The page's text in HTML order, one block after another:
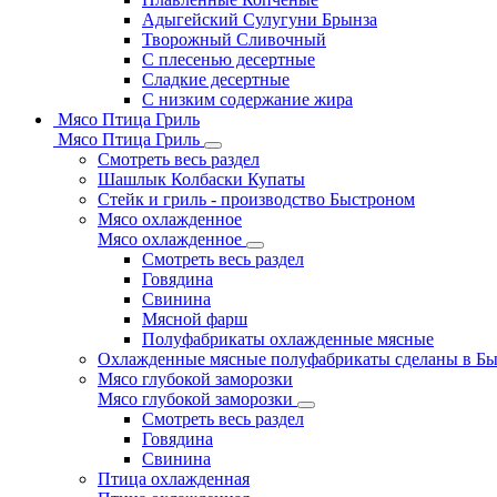
Адыгейский Сулугуни Брынза
Творожный Сливочный
С плесенью десертные
Сладкие десертные
С низким содержание жира
Мясо Птица Гриль
Мясо Птица Гриль
Смотреть весь раздел
Шашлык Колбаски Купаты
Стейк и гриль - производство Быстроном
Мясо охлажденное
Мясо охлажденное
Смотреть весь раздел
Говядина
Свинина
Мясной фарш
Полуфабрикаты охлажденные мясные
Охлажденные мясные полуфабрикаты сделаны в
Мясо глубокой заморозки
Мясо глубокой заморозки
Смотреть весь раздел
Говядина
Свинина
Птица охлажденная